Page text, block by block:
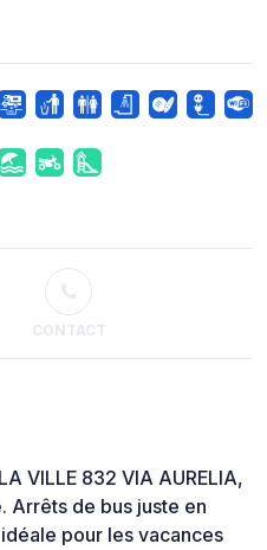
CONTACT
VILLE 832 VIA AURELIA,
Arrêts de bus juste en
pour les vacances